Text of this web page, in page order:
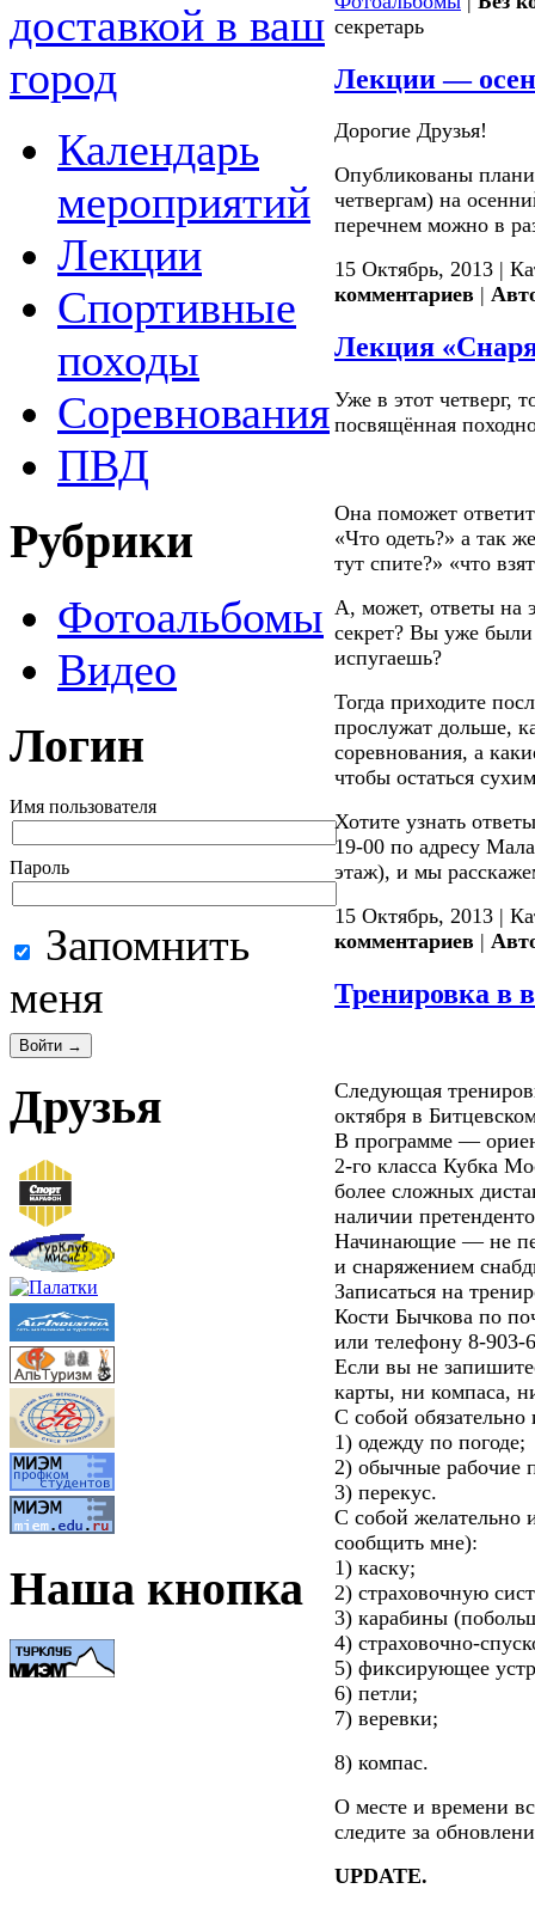
доставкой в ваш
город
Календарь
мероприятий
Лекции
Спортивные
походы
Соревнования
ПВД
Рубрики
Фотоальбомы
Видео
Логин
Имя пользователя
Пароль
Запомнить
меня
Друзья
Наша кнопка
секретарь
Лекции —
Дорогие Друзья!
Опубликованы
четвергам) на
перечнем можно в
15 Октябрь, 2013 |
комментариев |
Лекция
Уже в этот четверг,
посвящённая
Она поможет
«Что одеть?» а так
тут спите?» «что
А, может, ответы на
секрет? Вы уже были
испугаешь?
Тогда приходите
прослужат дольше,
соревнования, а
чтобы остаться
Хотите узнать
19-00 по адресу
этаж), и мы
15 Октябрь, 2013 |
комментариев |
Тренировка в
Следующая
октября в
В программе —
2-го класса Кубка
более сложных
наличии
Начинающие — не
и снаряжением
Записаться на
Кости Бычкова по
или телефону 8-903-
Если вы не
карты, ни компаса,
С собой обязательно
1) одежду по погоде;
2) обычные рабочие
3) перекус.
С собой желательно
сообщить мне):
1) каску;
2) страховочную
3) карабины
4) страховочно-
5) фиксирующее
6) петли;
7) веревки;
8) компас.
О месте и времени
следите за
UPDATE.